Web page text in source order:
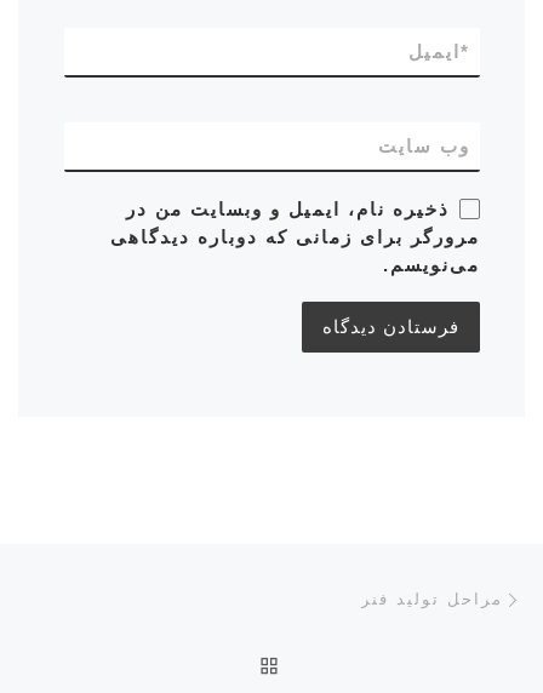
ایمیل *
وب‌ سایت
ذخیره نام، ایمیل و وبسایت من در
مرورگر برای زمانی که دوباره دیدگاهی
می‌نویسم.
ناوبری پست‌ها
مراحل تولید فنر
بازگشت به صفحه اصلی